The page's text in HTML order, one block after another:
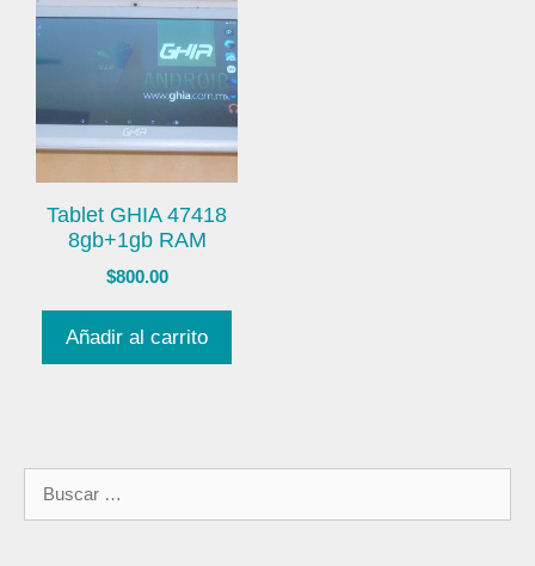
Tablet GHIA 47418
8gb+1gb RAM
$800.00
Añadir al carrito